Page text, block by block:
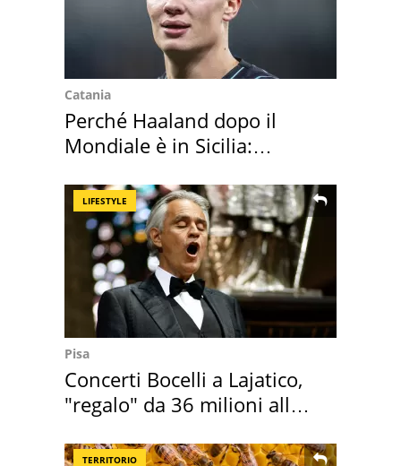
Catania
Perché Haaland dopo il
Mondiale è in Sicilia:
LIFESTYLE
Pisa
Concerti Bocelli a Lajatico,
"regalo" da 36 milioni alla
TERRITORIO